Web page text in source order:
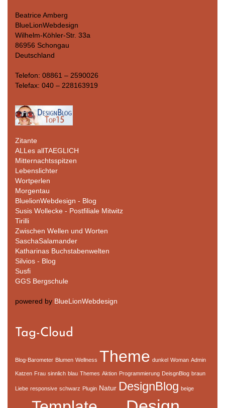
Beatrice Amberg
BlueLionWebdesign
Wilhelm-Köhler-Str. 33a
86956 Schongau
Deutschland
Telefon: 08861 – 2590026
Telefax: 040 – 228163919
Zitante
ALLes allTAEGLICH
Mitternachtsspitzen
Lebenslichter
Wortperlen
Morgentau
BluelionWebdesign - Blog
Susis Wollecke - Postfiliale Mitwitz
Tirilli
Zwischen Wellen und Worten
SaschaSalamander
Katharinas Buchstabenwelten
Silvios - Blog
Susfi
GGS Bergschule
powered by BlueLionWebdesign
Tag-Cloud
Blog-Barometer Blumen Wellness Theme dunkel Woman Admin
Katzen Frau sinnlich blau Themes Aktion Programmierung DeisgnBlog braun
Liebe responsive schwarz Plugin Natur DesignBlog beige